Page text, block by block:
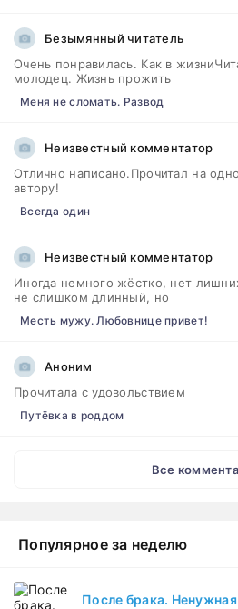
Безымянный читатель
Очень понравилась. Как в
молодец. Жизнь прожить
Меня не сломать. Развод
Неизвестный комментатор
Отлично написано.Прочитал на
автору!
Всегда один
Неизвестный комментатор
Иногда немного жёстко, нет
не слишком длинный, но
Месть мужу. Любовнице привет!
Аноним
Прочитала с удовольствием
Путёвка в роддом
Все
Популярное за неделю
После брака.